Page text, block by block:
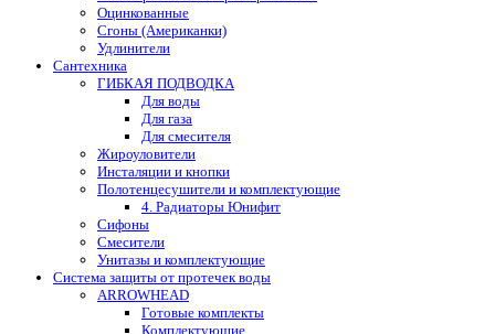
Оцинкованные
Сгоны (Американки)
Удлинители
Сантехника
ГИБКАЯ ПОДВОДКА
Для воды
Для газа
Для смесителя
Жироуловители
Инсталяции и кнопки
Полотенцесушители и комплектующие
4. Радиаторы Юнифит
Сифоны
Смесители
Унитазы и комплектующие
Система защиты от протечек воды
ARROWHEAD
Готовые комплекты
Комплектующие